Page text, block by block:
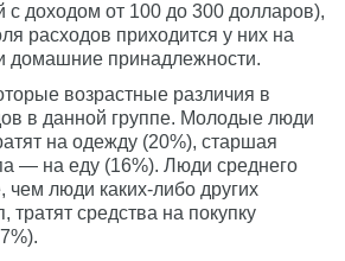
с доходом от 100 до 300 долларов),
расходов приходится у них на
домашние принадлежности.
возрастные различия в
в данной группе. Молодые люди
на одежду (20%), старшая
— на еду (16%). Люди среднего
чем люди каких-либо других
тратят средства на покупку